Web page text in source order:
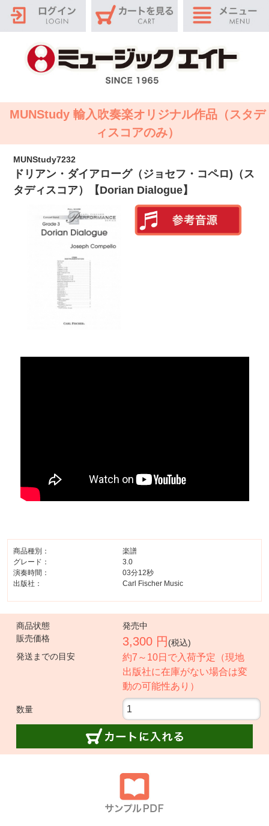
MUNStudy 輸入吹奏楽オリジナル作品（スタデ
ィスコアのみ）
MUNStudy7232
ドリアン・ダイアローグ（ジョセフ・コペロ)（ス
タディスコア）【Dorian Dialogue】
商品種別：
楽譜
グレード：
3.0
演奏時間：
03分12秒
出版社：
Carl Fischer Music
商品状態
発売中
販売価格
3,300 円 (税込)
発送までの目安
約7～10日で入荷予定（現地
出版社に在庫がない場合は変
動の可能性あり）
数量